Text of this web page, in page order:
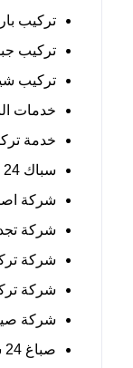
تركيب
تركيب
تركيب
خدمات
خدمة
سباك 24 ساعة
شركة
شركة
شركة
شركة
شركة
صباغ 24 ساعة